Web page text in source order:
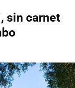
sin carnet